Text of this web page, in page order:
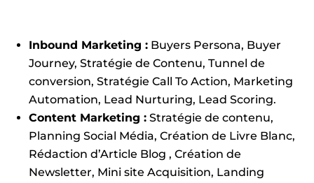
Inbound Marketing : Buyers Persona, Buyer
Journey, Stratégie de Contenu, Tunnel de
conversion, Stratégie Call To Action, Marketing
Automation, Lead Nurturing, Lead Scoring.
Content Marketing : Stratégie de contenu,
Planning Social Média, Création de Livre Blanc,
Rédaction d’Article Blog , Création de
Newsletter, Mini site Acquisition, Landing